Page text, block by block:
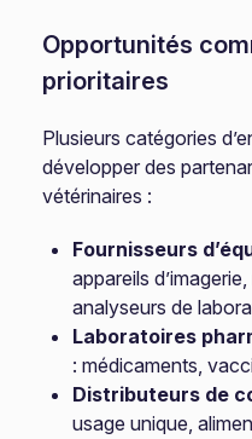
Opportunités
prioritaires
Plusieurs catégories
développer des
vétérinaires :
Fournisseurs
appareils
analyseurs de
Laboratoires
: médicaments,
Distributeurs de
usage unique,